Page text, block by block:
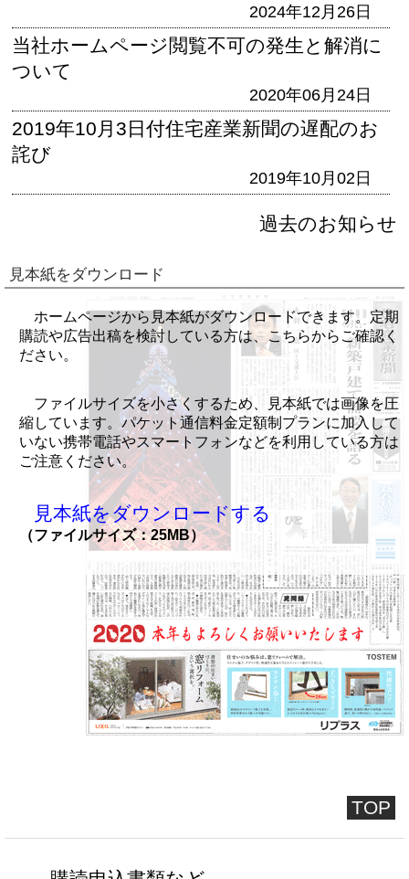
2024年12月26日
当社ホームページ閲覧不可の発生と解消に
ついて
2020年06月24日
2019年10月3日付住宅産業新聞の遅配のお
詫び
2019年10月02日
過去のお知らせ
見本紙をダウンロード
ホームページから見本紙がダウンロードできます。定期
購読や広告出稿を検討している方は、こちらからご確認く
ださい。
ファイルサイズを小さくするため、見本紙では画像を圧
縮しています。パケット通信料金定額制プランに加入して
いない携帯電話やスマートフォンなどを利用している方は
ご注意ください。
見本紙をダウンロードする
（ファイルサイズ：25MB）
TOP